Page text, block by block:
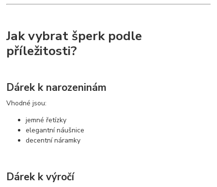
Jak vybrat šperk podle
příležitosti?
Dárek k narozeninám
Vhodné jsou:
jemné řetízky
elegantní náušnice
decentní náramky
Dárek k výročí